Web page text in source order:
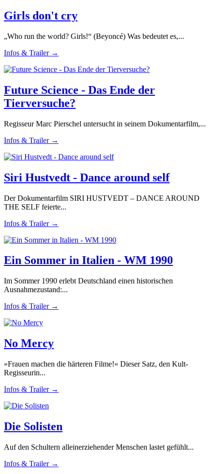
Girls don't cry
„Who run the world? Girls!“ (Beyoncé) Was bedeutet es,...
Infos & Trailer →
Future Science - Das Ende der
Tierversuche?
Regisseur Marc Pierschel untersucht in seinem Dokumentarfilm,...
Infos & Trailer →
Siri Hustvedt - Dance around self
Der Dokumentarfilm SIRI HUSTVEDT – DANCE AROUND
THE SELF feierte...
Infos & Trailer →
Ein Sommer in Italien - WM 1990
Im Sommer 1990 erlebt Deutschland einen historischen
Ausnahmezustand:...
Infos & Trailer →
No Mercy
»Frauen machen die härteren Filme!« Dieser Satz, den Kult-
Regisseurin...
Infos & Trailer →
Die Solisten
Auf den Schultern alleinerziehender Menschen lastet gefühlt...
Infos & Trailer →